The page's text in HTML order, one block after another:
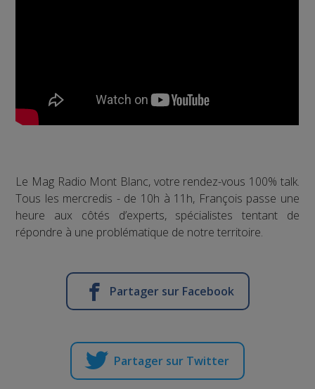
Le Mag Radio Mont Blanc, votre rendez-vous 100% talk.
Tous les mercredis - de 10h à 11h, François passe une
heure aux côtés d’experts, spécialistes tentant de
répondre à une problématique de notre territoire.
Partager sur Facebook
Partager sur Twitter